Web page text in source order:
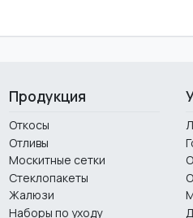
Продукция
Откосы
Отливы
Москитные сетки
Стеклопакеты
Жалюзи
Наборы по уходу